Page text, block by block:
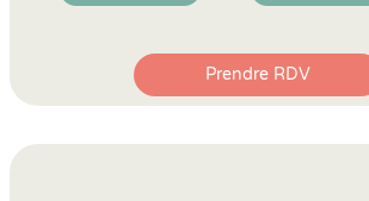
Prendre RDV